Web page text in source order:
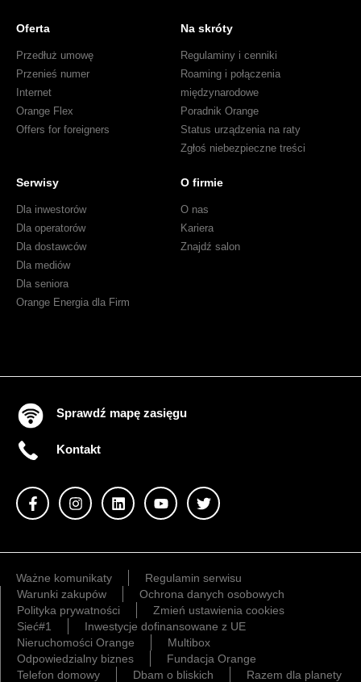
Oferta
Przedłuż umowę
Przenieś numer
Internet
Orange Flex
Offers for foreigners
Na skróty
Regulaminy i cenniki
Roaming i połączenia
międzynarodowe
Poradnik Orange
Status urządzenia na raty
Zgłoś niebezpieczne treści
Serwisy
Dla inwestorów
Dla operatorów
Dla dostawców
Dla mediów
Dla seniora
Orange Energia dla Firm
O firmie
O nas
Kariera
Znajdź salon
Sprawdź mapę zasięgu
Kontakt
Ważne komunikaty
Regulamin serwisu
Warunki zakupów
Ochrona danych osobowych
Polityka prywatności
Zmień ustawienia cookies
Sieć#1
Inwestycje dofinansowane z UE
Nieruchomości Orange
Multibox
Odpowiedzialny biznes
Fundacja Orange
Telefon domowy
Dbam o bliskich Razem dla planety